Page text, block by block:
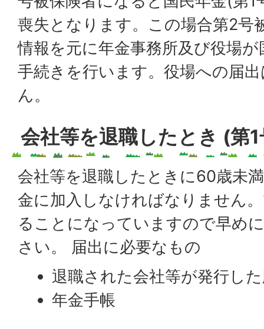
喪失となります。この場合第2号
情報を元に年金事務所及び役場
手続きを行います。役場への届
ん。
会社等を退職したとき (第
会社等を退職したときに60歳未
金に加入しなければなりません
ることになっていますので早め
さい。 届出に必要なもの
退職された会社等が発行し
年金手帳